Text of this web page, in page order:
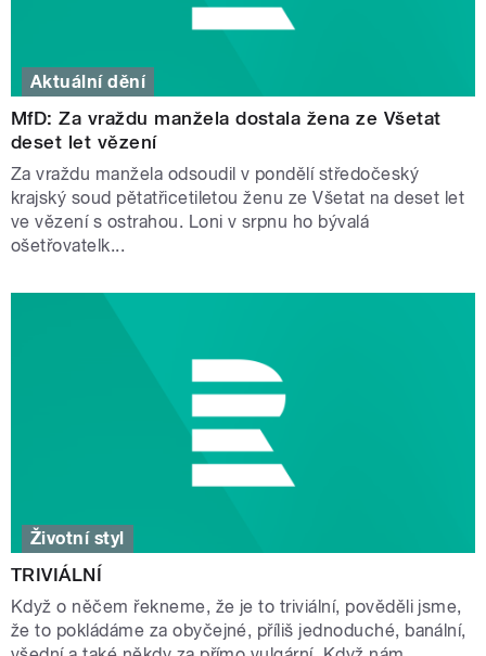
Aktuální dění
MfD: Za vraždu manžela dostala žena ze Všetat
deset let vězení
Za vraždu manžela odsoudil v pondělí středočeský
krajský soud pětatřicetiletou ženu ze Všetat na deset let
ve vězení s ostrahou. Loni v srpnu ho bývalá
ošetřovatelk...
Životní styl
TRIVIÁLNÍ
Když o něčem řekneme, že je to triviální, pověděli jsme,
že to pokládáme za obyčejné, příliš jednoduché, banální,